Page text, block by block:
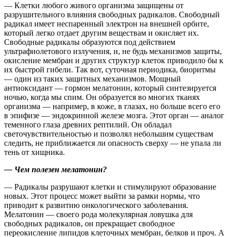
— Клетки любого живого организма защищены от
разрушительного влияния свободных радикалов. Свободный
радикал имеет неспаренный электрон на внешней орбите,
который легко отдает другим веществам и окисляет их.
Свободные радикалы образуются под действием
ультрафиолетового излучения, и, не будь механизмов защиты,
окисление мембран и других структур клеток приводило бы к
их быстрой гибели. Так вот, суточная периодика, биоритмы
— один из таких защитных механизмов. Мощный
антиоксидант — гормон мелатонин, который синтезируется
ночью, когда мы спим. Он образуется во многих тканях
организма — например, в коже, в глазах, но больше всего его
в эпифизе — эндокринной железе мозга. Этот орган — аналог
теменного глаза древних рептилий. Он обладал
светочувствительностью и позволял небольшим существам
следить, не приближается ли опасность сверху — не упала ли
тень от хищника.
— Чем полезен мела­тонин?
— Радикалы разрушают клетки и стимулируют образование
новых. Этот процесс может выйти за рамки нормы, что
приводит к развитию онкологического заболевания.
Мелатонин — своего рода молекулярная ловушка для
свободных радикалов, он прекращает свободное
переокисление липидов клеточных мембран, белков и проч. А